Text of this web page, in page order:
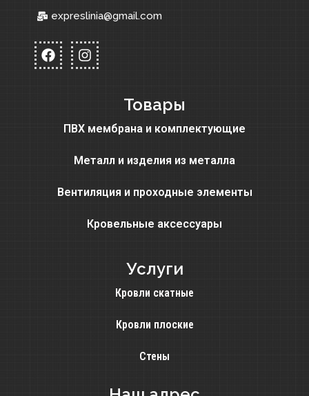
expreslinia@gmail.com
Товары
ПВХ мембрана и комплектующие
Металл и изделия из металла
Вентиляция и проходные элементы
Кровельные аксессуары
Услуги
Кровли скатные
Кровли плоские
Стены